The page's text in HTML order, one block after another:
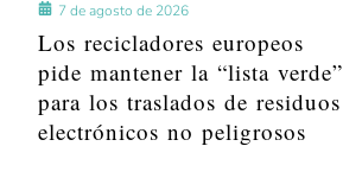
7 de agosto de 2026
Los recicladores europeos
pide mantener la “lista verde”
para los traslados de residuos
electrónicos no peligrosos